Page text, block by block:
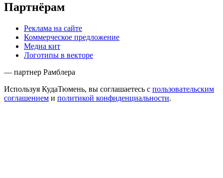
Партнёрам
Реклама на сайте
Коммерческое предложение
Медиа кит
Логотипы в векторе
— партнер Рамблера
Используя КудаТюмень, вы соглашаетесь с пользовательским
соглашением и политикой конфиденциальности.